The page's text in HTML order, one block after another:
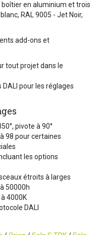
en aluminium et trois
RAL 9005 - Jet Noir,
add-ons et
tout projet dans le
pour les réglages
pivote à 90°
98 pour certaines
les options
étroits à larges
50000h
4000K
DALI